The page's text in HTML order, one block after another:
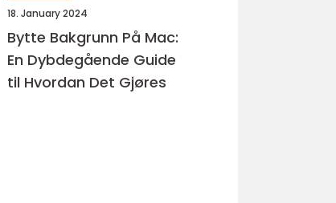
18. January 2024
Bytte Bakgrunn På Mac:
En Dybdegående Guide
til Hvordan Det Gjøres